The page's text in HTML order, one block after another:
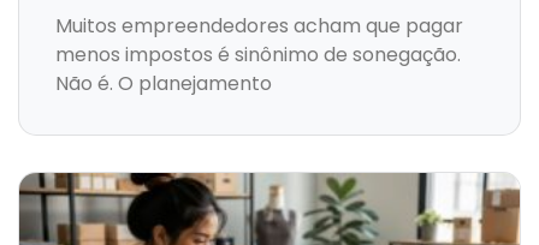
Muitos empreendedores acham que pagar
menos impostos é sinônimo de sonegação.
Não é. O planejamento